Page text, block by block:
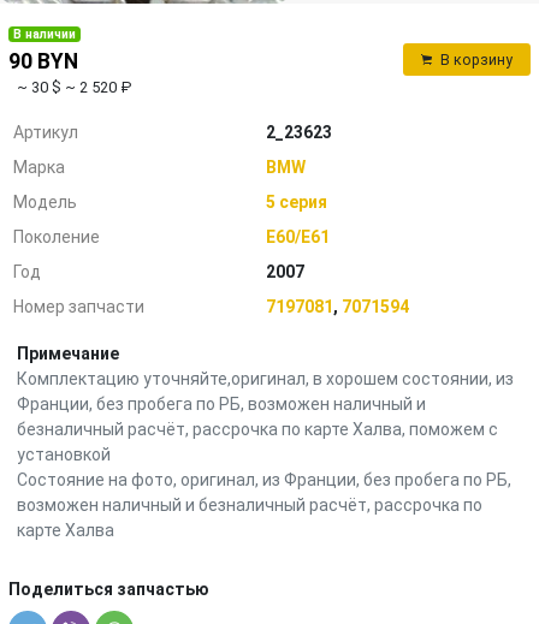
В наличии
90 BYN
~ 30 $ ~ 2 520 ₽
В корзину
Артикул
2_23623
Марка
BMW
Модель
5 серия
Поколение
E60/E61
Год
2007
Номер запчасти
7197081, 7071594
Примечание
Комплектацию уточняйте,оригинал, в хорошем состоянии, из
Франции, без пробега по РБ, возможен наличный и
безналичный расчёт, рассрочка по карте Халва, поможем с
установкой
Состояние на фото, оригинал, из Франции, без пробега по РБ,
возможен наличный и безналичный расчёт, рассрочка по
карте Халва
Поделиться запчастью